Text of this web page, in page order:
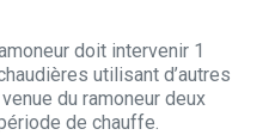
doit intervenir 1
utilisant d’autres
du ramoneur deux
de chauffe.